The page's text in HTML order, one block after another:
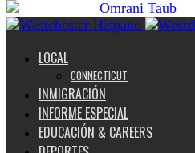
LOCAL
CONNECTICUT
INMIGRACIÓN
INFORME ESPECIAL
EDUCACIÓN & CAREERS